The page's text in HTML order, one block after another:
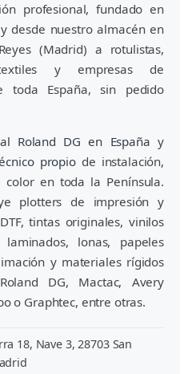
profesional, fundado en
desde nuestro almacén en
(Madrid) a rotulistas,
y empresas de
toda España, sin pedido
Roland DG en España y
propiode instalación,
en toda la Península.
plotters de impresión y
tintas originales, vinilos
lonas, papeles
y materiales rígidos
DG, Mactac, Avery
o Graphtec, entre otras.
18, Nave 3, 28703 San